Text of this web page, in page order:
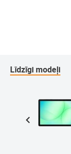
Līdzīgi modeļi